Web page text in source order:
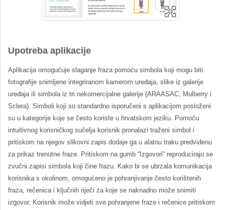
Upotreba aplikacije
Aplikacija omogućuje slaganje fraza pomoću simbola koji mogu biti
fotografije snimljene integriranom kamerom uređaja, slike iz galerije
uređaja ili simbola iz tri nekomercijalne galerije (ARAASAC, Mulberry i
Sclera). Simboli koji su standardno isporučeni s aplikacijom posloženi
su u kategorije koje se često koriste u hrvatskom jeziku. Pomoću
intuitivnog korisničkog sučelja korisnik pronalazi traženi simbol i
pritiskom na njegov slikovni zapis dodaje ga u alatnu traku predviđenu
za prikaz trenutne fraze. Pritiskom na gumb “Izgovori” reproduciraju se
zvučni zapisi simbola koji čine frazu. Kako bi se ubrzala komunikacija
korisnika s okolinom, omogućeno je pohranjivanje često korištenih
fraza, rečenica i ključnih riječi za koje se naknadno može snimiti
izgovor. Korisnik može vidjeti sve pohranjene fraze i rečenice pritiskom